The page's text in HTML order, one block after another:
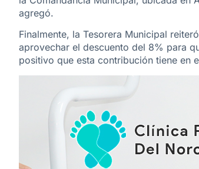
agregó.
Finalmente, la Tesorera Municipal
aprovechar el descuento del 8% para
positivo que esta contribución tiene en